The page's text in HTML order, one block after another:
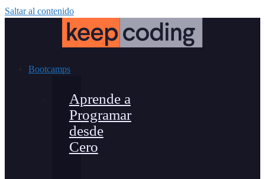
Saltar al contenido
Bootcamps
Aprende a
Programar
desde
Cero